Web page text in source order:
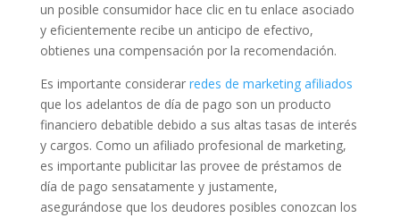
un posible consumidor hace clic en tu enlace asociado
y eficientemente recibe un anticipo de efectivo,
obtienes una compensación por la recomendación.
Es importante considerar redes de marketing afiliados
que los adelantos de día de pago son un producto
financiero debatible debido a sus altas tasas de interés
y cargos. Como un afiliado profesional de marketing,
es importante publicitar las provee de préstamos de
día de pago sensatamente y justamente,
asegurándose que los deudores posibles conozcan los